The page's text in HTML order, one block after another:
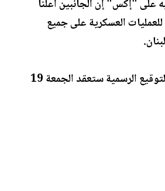
"إكس" إن الجانبين أعلنا
العسكرية على جميع
وأشار إلى أن مراسم التوقيع الرسمية ستعقد الجمعة 19